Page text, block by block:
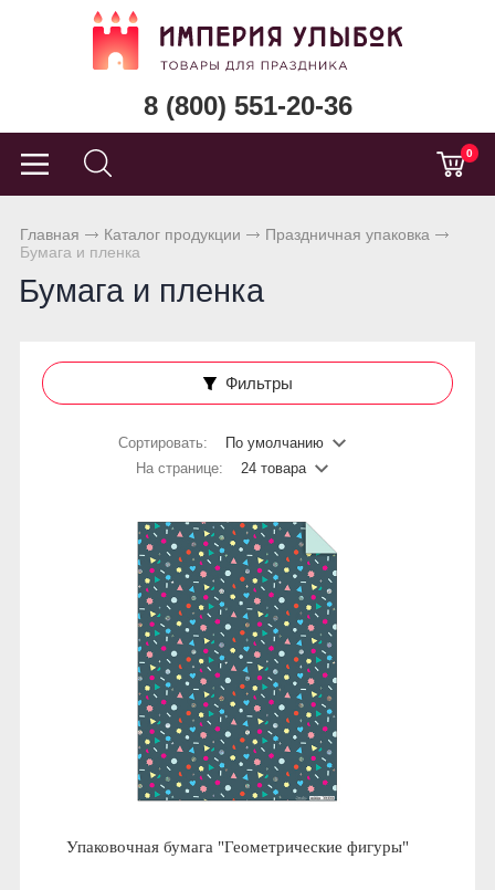
8 (800) 551-20-36
0
Главная Каталог продукции
Праздничная упаковка
Бумага и пленка
Бумага и пленка
Фильтры
Сортировать:
По умолчанию
На странице:
24 товара
Упаковочная бумага "Геометрические фигуры"